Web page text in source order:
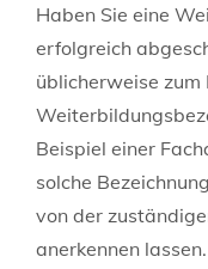
Haben Sie eine
erfolgreich
üblicherweise zum
Beispiel einer
solche
von der
anerkennen lassen.